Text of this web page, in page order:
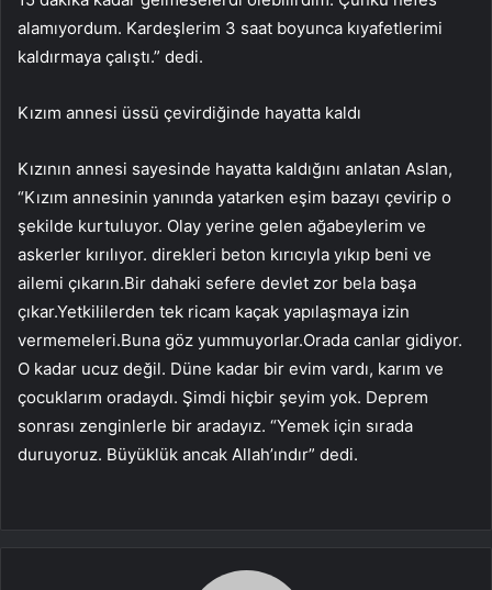
alamıyordum. Kardeşlerim 3 saat boyunca kıyafetlerimi
kaldırmaya çalıştı.” dedi.
Kızım annesi üssü çevirdiğinde hayatta kaldı
Kızının annesi sayesinde hayatta kaldığını anlatan Aslan,
“Kızım annesinin yanında yatarken eşim bazayı çevirip o
şekilde kurtuluyor. Olay yerine gelen ağabeylerim ve
askerler kırılıyor. direkleri beton kırıcıyla yıkıp beni ve
ailemi çıkarın.Bir dahaki sefere devlet zor bela başa
çıkar.Yetkililerden tek ricam kaçak yapılaşmaya izin
vermemeleri.Buna göz yummuyorlar.Orada canlar gidiyor.
O kadar ucuz değil. Düne kadar bir evim vardı, karım ve
çocuklarım oradaydı. Şimdi hiçbir şeyim yok. Deprem
sonrası zenginlerle bir aradayız. “Yemek için sırada
duruyoruz. Büyüklük ancak Allah’ındır” dedi.